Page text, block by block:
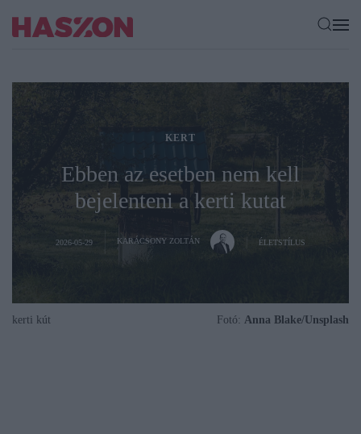
KERT
Ebben az esetben nem kell
bejelenteni a kerti kutat
2026-05-29 KARÁCSONY ZOLTÁN ÉLETSTÍLUS
kerti kút Fotó: Anna Blake/Unsplash